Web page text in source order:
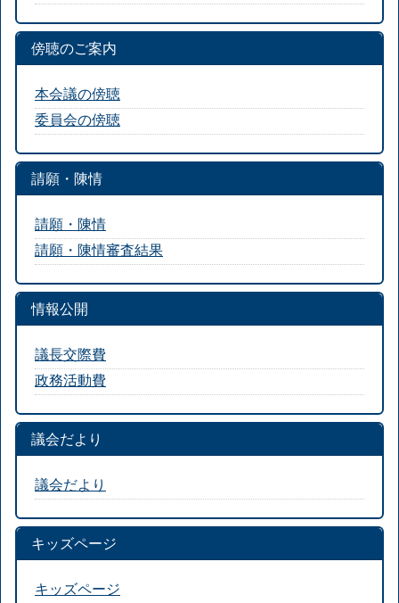
傍聴のご案内
本会議の傍聴
委員会の傍聴
請願・陳情
請願・陳情
請願・陳情審査結果
情報公開
議長交際費
政務活動費
議会だより
議会だより
キッズページ
キッズページ